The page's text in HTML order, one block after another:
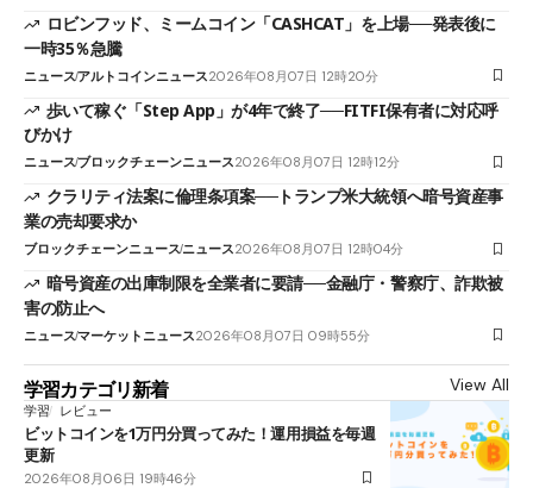
ロビンフッド、ミームコイン「CASHCAT」を上場──発表後に
一時35％急騰
ニュースアルトコインニュース2026年08月07日 12時20分
歩いて稼ぐ「Step App」が4年で終了──FITFI保有者に対応呼
びかけ
ニュースブロックチェーンニュース2026年08月07日 12時12分
クラリティ法案に倫理条項案──トランプ米大統領へ暗号資産事
業の売却要求か
ブロックチェーンニュースニュース2026年08月07日 12時04分
暗号資産の出庫制限を全業者に要請──金融庁・警察庁、詐欺被
害の防止へ
ニュースマーケットニュース2026年08月07日 09時55分
学習カテゴリ新着 View All
学習 レビュー
ビットコインを1万円分買ってみた！運用損益を毎週
更新
2026年08月06日 19時46分